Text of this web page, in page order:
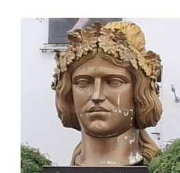
Zeige
grösseres